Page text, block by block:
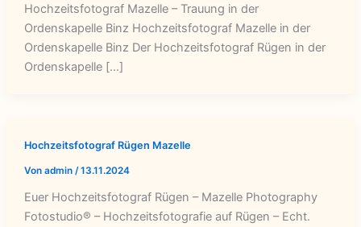
Hochzeitsfotograf Mazelle – Trauung in der
Ordenskapelle Binz Hochzeitsfotograf Mazelle in der
Ordenskapelle Binz Der Hochzeitsfotograf Rügen in der
Ordenskapelle […]
Hochzeitsfotograf Rügen Mazelle
Von admin /13.11.2024
Euer Hochzeitsfotograf Rügen – Mazelle Photography
Fotostudio® – Hochzeitsfotografie auf Rügen – Echt.